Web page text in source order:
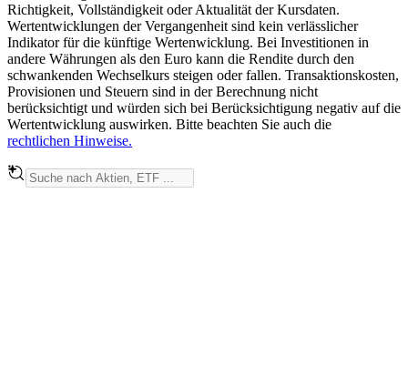
Richtigkeit, Vollständigkeit oder Aktualität der Kursdaten.
Wertentwicklungen der Vergangenheit sind kein verlässlicher
Indikator für die künftige Wertenwicklung. Bei Investitionen in
andere Währungen als den Euro kann die Rendite durch den
schwankenden Wechselkurs steigen oder fallen. Transaktionskosten,
Provisionen und Steuern sind in der Berechnung nicht
berücksichtigt und würden sich bei Berücksichtigung negativ auf die
Wertentwicklung auswirken. Bitte beachten Sie auch die
rechtlichen Hinweise.